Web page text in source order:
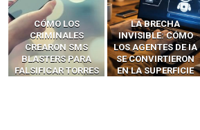
LA BRECHA
INVISIBLE: CÓMO
LOS AGENTES DE IA
SE CONVIRTIERON
EN LA SUPERFICIE
OLVIDA
METASPLOIT: CÓMO
PREDATOR HACKEA
CUALQUIER MÓVIL
CON ATAQUES